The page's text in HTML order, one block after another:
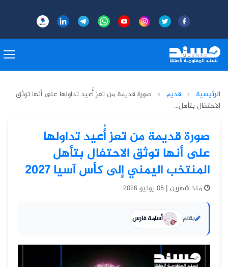
الرئيسية › قديم › صورة قديمة من تعز أُعيد تداولها على أنها توثق
الاحتفال بتأهل...
صورة قديمة من تعز أُعيد تداولها
على أنها توثق الاحتفال بتأهل
المنتخب اليمني إلى كأس آسيا 2027
منذ شهرين | 05 يونيو 2026
بقلم أسامة فارس